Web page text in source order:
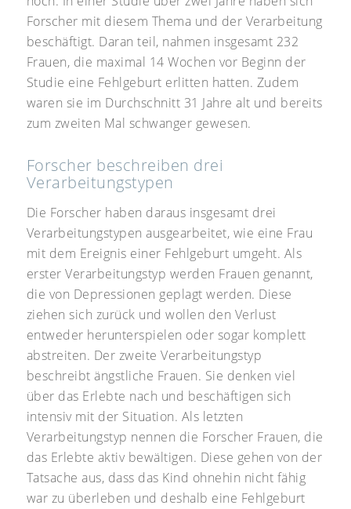
Forscher mit diesem Thema und der Verarbeitung
beschäftigt. Daran teil, nahmen insgesamt 232
Frauen, die maximal 14 Wochen vor Beginn der
Studie eine Fehlgeburt erlitten hatten. Zudem
waren sie im Durchschnitt 31 Jahre alt und bereits
zum zweiten Mal schwanger gewesen.
Forscher beschreiben drei
Verarbeitungstypen
Die Forscher haben daraus insgesamt drei
Verarbeitungstypen ausgearbeitet, wie eine Frau
mit dem Ereignis einer Fehlgeburt umgeht. Als
erster Verarbeitungstyp werden Frauen genannt,
die von Depressionen geplagt werden. Diese
ziehen sich zurück und wollen den Verlust
entweder herunterspielen oder sogar komplett
abstreiten. Der zweite Verarbeitungstyp
beschreibt ängstliche Frauen. Sie denken viel
über das Erlebte nach und beschäftigen sich
intensiv mit der Situation. Als letzten
Verarbeitungstyp nennen die Forscher Frauen, die
das Erlebte aktiv bewältigen. Diese gehen von der
Tatsache aus, dass das Kind ohnehin nicht fähig
war zu überleben und deshalb eine Fehlgeburt